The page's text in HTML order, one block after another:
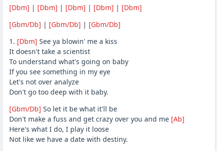
[Dbm] | [Dbm] | [Dbm] | [Dbm] | [Dbm]
[Gbm/Db] | [Gbm/Db] | [Gbm/Db]
1. [Dbm] See ya blowin' me a kiss
It doesn't take a scientist
To understand what's going on baby
If you see something in my eye
Let's not over analyze
Don't go too deep with it baby.
[Gbm/Db] So let it be what it'll be
Don't make a fuss and get crazy over you and me [Ab]
Here's what I do, I play it loose
Not like we have a date with destiny.